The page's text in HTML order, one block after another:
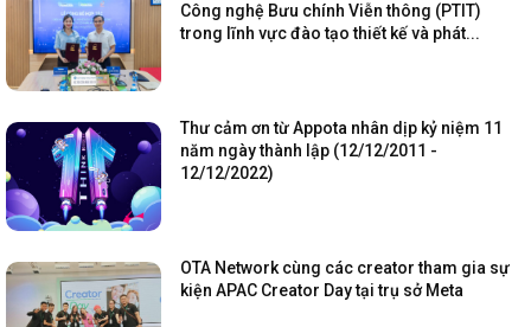
Công nghệ Bưu chính Viễn thông (PTIT)
trong lĩnh vực đào tạo thiết kế và phát...
Thư cảm ơn từ Appota nhân dịp kỷ niệm 11
năm ngày thành lập (12/12/2011 -
12/12/2022)
OTA Network cùng các creator tham gia sự
kiện APAC Creator Day tại trụ sở Meta